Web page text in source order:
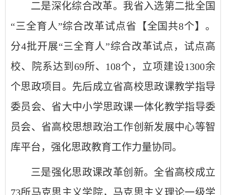
二是深化综合改革。我省入选第二批全国
“三全育人”综合改革试点省【全国共8个】。
分4批开展“三全育人”综合改革试点，试点高
校、院系达到69所、108个，立项建设1300余
个思政项目。先后成立省高校思政课教学指导
委员会、省大中小学思政课一体化教学指导委
员会、省高校思想政治工作创新发展中心等智
库平台，强化思政教育工作力量协同。
三是强化思政课改革创新。全省高校成立
73所马克思主义学院，马克思主义理论一级学